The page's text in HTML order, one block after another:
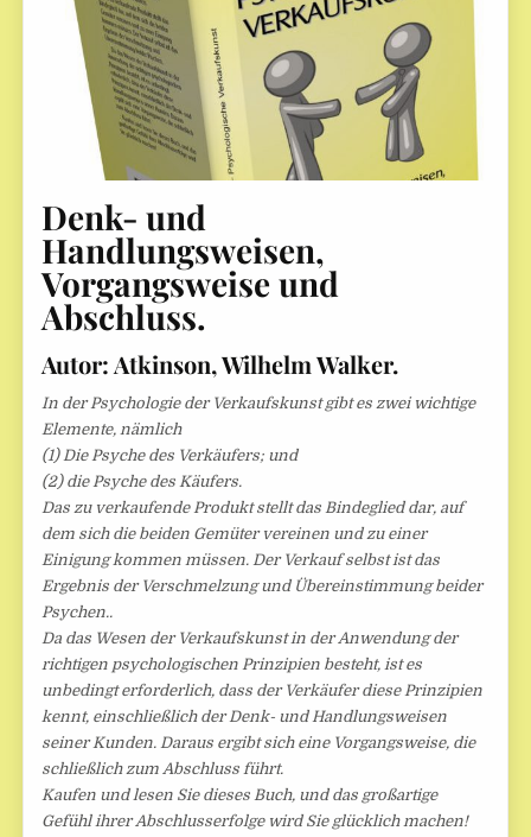
Denk- und
Handlungsweisen,
Vorgangsweise und
Abschluss.
Autor: Atkinson, Wilhelm Walker.
In der Psychologie der Verkaufskunst gibt es zwei wichtige
Elemente, nämlich
(1) Die Psyche des Verkäufers; und
(2) die Psyche des Käufers.
Das zu verkaufende Produkt stellt das Bindeglied dar, auf
dem sich die beiden Gemüter vereinen und zu einer
Einigung kommen müssen. Der Verkauf selbst ist das
Ergebnis der Verschmelzung und Übereinstimmung beider
Psychen..
Da das Wesen der Verkaufskunst in der Anwendung der
richtigen psychologischen Prinzipien besteht, ist es
unbedingt erforderlich, dass der Verkäufer diese Prinzipien
kennt, einschließlich der Denk- und Handlungsweisen
seiner Kunden. Daraus ergibt sich eine Vorgangsweise, die
schließlich zum Abschluss führt.
Kaufen und lesen Sie dieses Buch, und das großartige
Gefühl ihrer Abschlusserfolge wird Sie glücklich machen!